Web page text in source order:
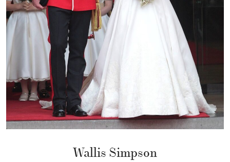
Wallis Simpson